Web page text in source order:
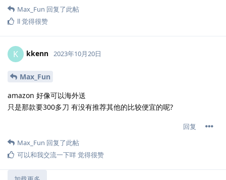
Max_Fun 回复了此帖
ll觉得很赞
K kkenn 2023年10月20日
Max_Fun
amazon 好像可以海外送
只是那款要300多刀 有没有推荐其他的比较便宜的呢?
回复
Max_Fun 回复了此帖
可以和我交流一下咩觉得很赞